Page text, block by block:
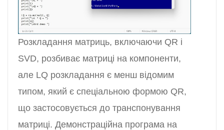
Розкладання матриць, включаючи QR і
SVD, розбиває матриці на компоненти,
але LQ розкладання є менш відомим
типом, який є спеціальною формою QR,
що застосовується до транспонування
матриці. Демонстраційна програма на